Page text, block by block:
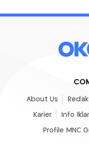
About Us
Karier Info
Profile MNC